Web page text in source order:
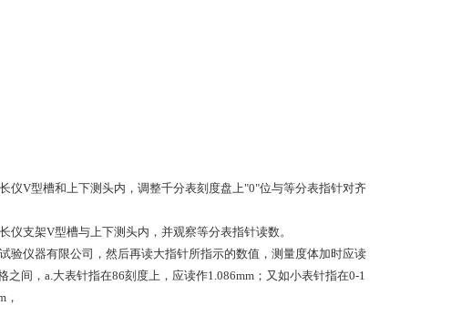
仪V型槽和上下测头内，调整千分表刻度盘上"0"位与等分表指针对齐
支架V型槽与上下测头内，并观察等分表指针读数。
验仪器有限公司，然后再读大指针所指示的数值，测量度体加时应读
间，a.大表针指在86刻度上，应读作1.086mm；又如小表针指在0-1
，